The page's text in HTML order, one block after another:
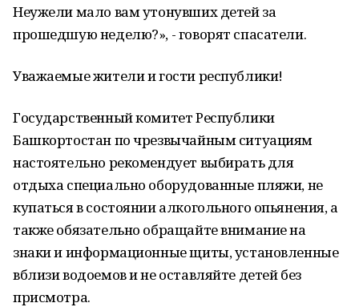
Неужели мало вам утонувших детей за
прошедшую неделю?», - говорят спасатели.
Уважаемые жители и гости республики!
Государственный комитет Республики
Башкортостан по чрезвычайным ситуациям
настоятельно рекомендует выбирать для
отдыха специально оборудованные пляжи, не
купаться в состоянии алкогольного опьянения, а
также обязательно обращайте внимание на
знаки и информационные щиты, установленные
вблизи водоемов и не оставляйте детей без
присмотра.